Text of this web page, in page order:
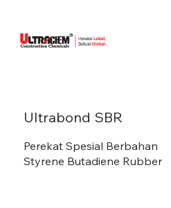
Ultrabond SBR
Perekat Spesial Berbahan
Styrene Butadiene Rubber